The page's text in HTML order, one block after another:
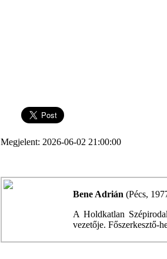
Megjelent: 2026-06-02 21:00:00
Bene Adrián (Pécs,
A Holdkatlan
vezetője. Főszerkesztő-